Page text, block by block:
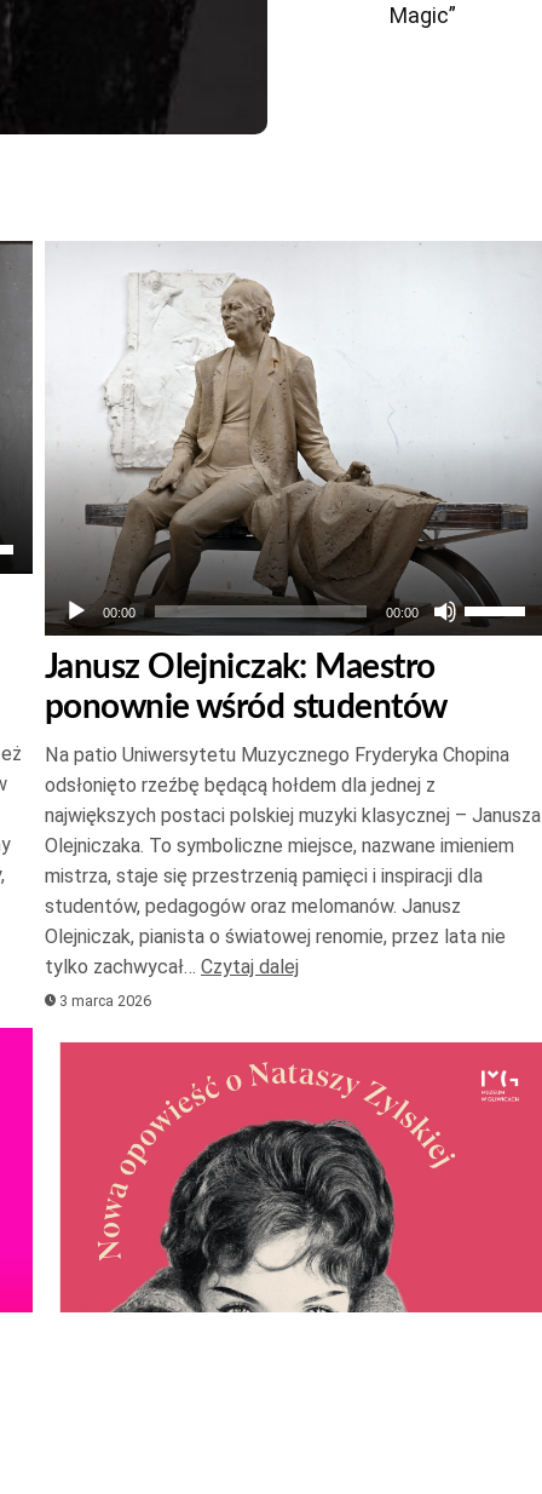
Magic”
Odtwarzacz
dźwiękowych
00:00 00:00
Używaj
strzałek
do
dołu
aby
Janusz Olejniczak: Maestro
ponownie wśród studentów
Na patio Uniwersytetu Muzycznego Fryderyka Chopina
odsłonięto rzeźbę będącą hołdem dla jednej z
największych postaci polskiej muzyki klasycznej – Janusza
Olejniczaka. To symboliczne miejsce, nazwane imieniem
mistrza, staje się przestrzenią pamięci i inspiracji dla
studentów, pedagogów oraz melomanów. Janusz
Olejniczak, pianista o światowej renomie, przez lata nie
tylko zachwycał… Czytaj dalej
3 marca 2026
Odtwarzacz
dźwiękowych